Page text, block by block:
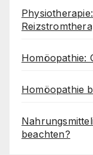
Homöopathie:
Homöopathie
beachten?